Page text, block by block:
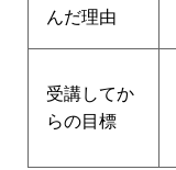
んだ理由
受講してか
らの目標